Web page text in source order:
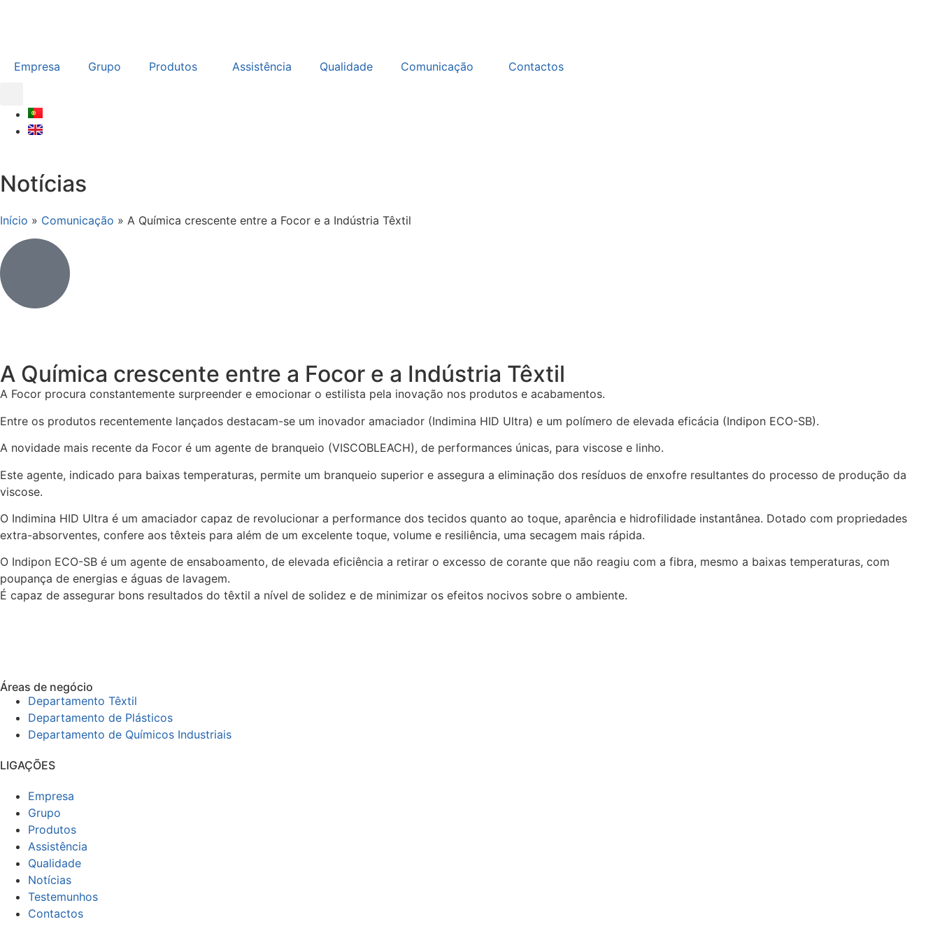
Empresa Grupo Produtos Assistência Qualidade Comunicação Contactos
Notícias
Início » Comunicação » A Química crescente entre a Focor e a Indústria Têxtil
A Química crescente entre a Focor e a Indústria Têxtil
A Focor procura constantemente surpreender e emocionar o estilista pela inovação nos produtos e acabamentos.
Entre os produtos recentemente lançados destacam-se um inovador amaciador (Indimina HID Ultra) e um polímero de elevada eficácia (Indipon ECO-SB).
A novidade mais recente da Focor é um agente de branqueio (VISCOBLEACH), de performances únicas, para viscose e linho.
Este agente, indicado para baixas temperaturas, permite um branqueio superior e assegura a eliminação dos resíduos de enxofre resultantes do processo de produção da
viscose.
O Indimina HID Ultra é um amaciador capaz de revolucionar a performance dos tecidos quanto ao toque, aparência e hidrofilidade instantânea. Dotado com propriedades
extra-absorventes, confere aos têxteis para além de um excelente toque, volume e resiliência, uma secagem mais rápida.
O Indipon ECO-SB é um agente de ensaboamento, de elevada eficiência a retirar o excesso de corante que não reagiu com a fibra, mesmo a baixas temperaturas, com
poupança de energias e águas de lavagem.
É capaz de assegurar bons resultados do têxtil a nível de solidez e de minimizar os efeitos nocivos sobre o ambiente.
Áreas de negócio
Departamento Têxtil
Departamento de Plásticos
Departamento de Químicos Industriais
LIGAÇÕES
Empresa
Grupo
Produtos
Assistência
Qualidade
Notícias
Testemunhos
Contactos